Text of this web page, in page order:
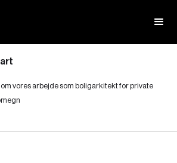
vores arbejde som boligarkitekt for private